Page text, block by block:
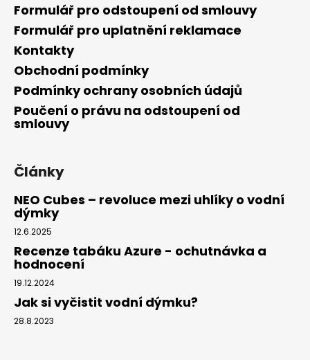
Formulář pro odstoupení od smlouvy
Formulář pro uplatnění reklamace
Kontakty
Obchodní podmínky
Podmínky ochrany osobních údajů
Poučení o právu na odstoupení od
smlouvy
Články
NEO Cubes – revoluce mezi uhlíky o vodní
dýmky
12.6.2025
Recenze tabáku Azure - ochutnávka a
hodnocení
19.12.2024
Jak si vyčistit vodní dýmku?
28.8.2023